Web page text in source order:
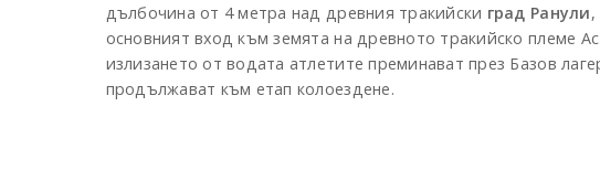
дълбочина от 4 метра над древния тракийски град Ранули
основният вход към земята на древното тракийско племе
излизането от водата атлетите преминават през Базов
продължават към етап колоездене.